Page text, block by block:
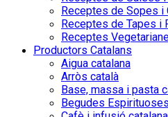
Receptes de Sopes i
Receptes de Tapes i
Receptes
Productors Catalans
Aigua catalana
Arròs català
Base, massa i pasta
Begudes